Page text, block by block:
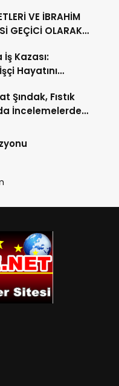
VE İBRAHİM
GEÇİCİ OLARAK
Kazası:
Hayatını
Şındak, Fıstık
İncelemelerde